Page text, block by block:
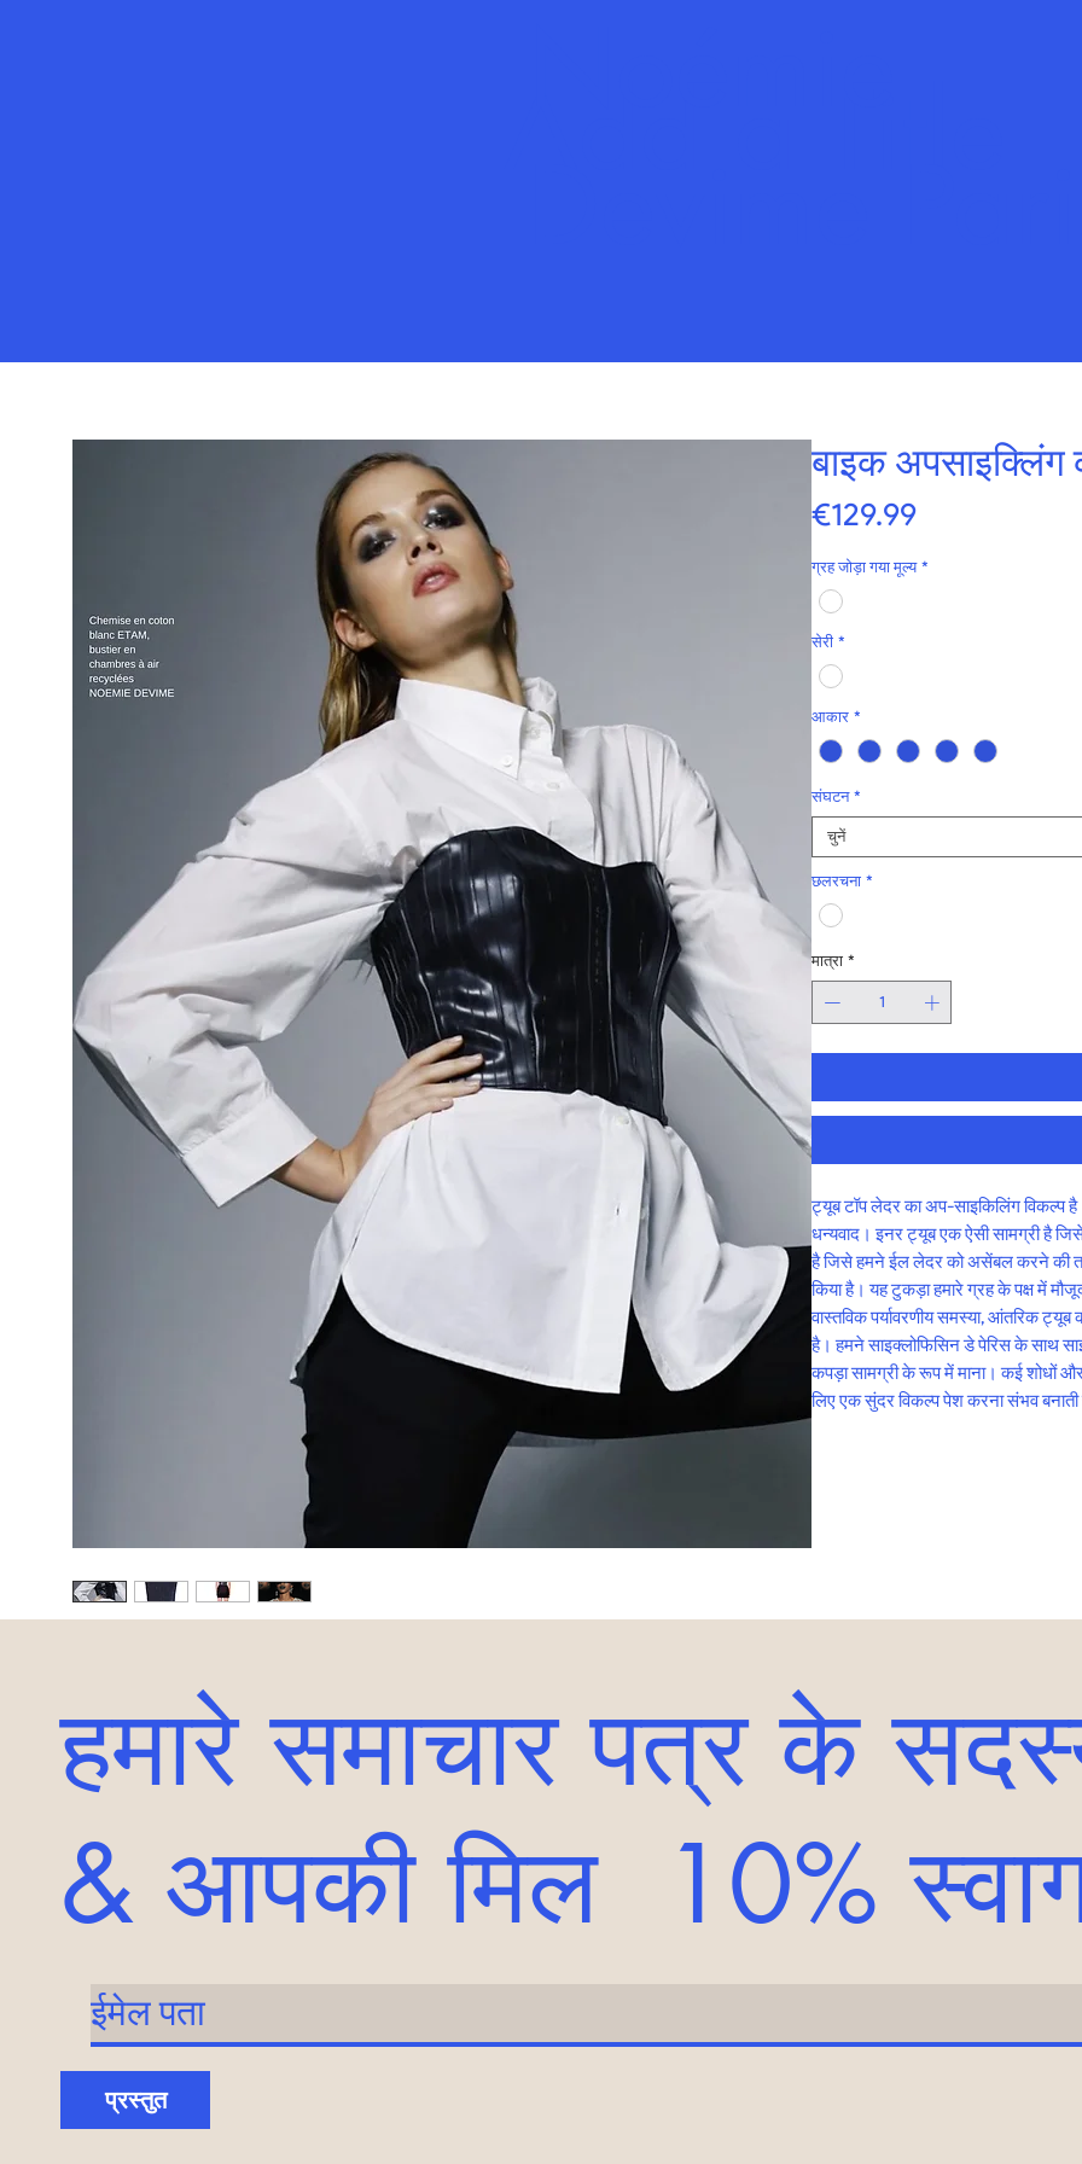
बाइक अपसाइक्लिंग
€129.99मूल्य
ग्रह जोड़ा गया मूल्य *
सेरी *
आकार *
संघटन *
चुनें
छलरचना *
मात्रा *
ट्यूब टॉप लेदर का अप-साइकिलिंग विकल्प
धन्यवाद। इनर ट्यूब एक ऐसी सामग्री है
है जिसे हमने ईल लेदर को असेंबल करने की
किया है। यह टुकड़ा हमारे ग्रह के पक्ष में
वास्तविक पर्यावरणीय समस्या, आंतरिक
है। हमने साइक्लोफिसिन डे पेरिस के साथ
कपड़ा सामग्री के रूप में माना। कई शोधों
लिए एक सुंदर विकल्प पेश करना संभव बनाती
प्रस्तुत
हमारे समाचार पत्र के
& आपकी मिल 10%